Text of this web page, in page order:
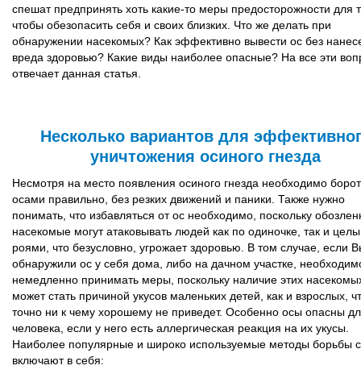
спешат предпринять хоть какие-то меры предосторожности для
чтобы обезопасить себя и своих близких. Что же делать при
обнаружении насекомых? Как эффективно вывести ос без
вреда здоровью? Какие виды наиболее опасные? На все эти
отвечает данная статья.
Несколько вариантов для
уничтожения осиного гнезда
Несмотря на место появления осиного гнезда необходимо
осами правильно, без резких движений и паники. Также нужно
понимать, что избавляться от ос необходимо, поскольку
насекомые могут атаковывать людей как по одиночке, так и
роями, что безусловно, угрожает здоровью. В том случае, если
обнаружили ос у себя дома, либо на дачном участке,
немедленно принимать меры, поскольку наличие этих
может стать причиной укусов маленьких детей, как и взрослых,
точно ни к чему хорошему не приведет. Особенно осы опасны
человека, если у него есть аллергическая реакция на их укусы.
Наиболее популярные и широко используемые методы борьбы
включают в себя: